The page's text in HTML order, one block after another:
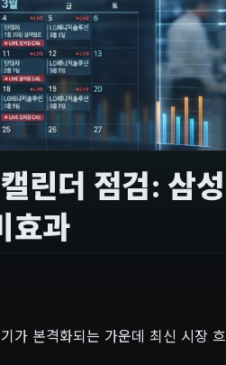
린더 점검: 삼
효과
가 본격화되는 가운데 최신 시장